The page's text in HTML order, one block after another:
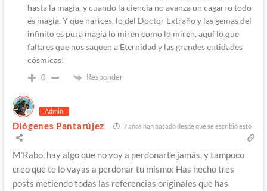
hasta la magia, y cuando la ciencia no avanza un cagarro todo
es magia. Y que narices, lo del Doctor Extraño y las gemas del
infinito es pura magia lo miren como lo miren, aquí lo que
falta es que nos saquen a Eternidad y las grandes entidades
cósmicas!
0 Responder
Admin
Diógenes Pantarújez 7 años han pasado desde que se escribió esto
M’Rabo, hay algo que no voy a perdonarte jamás, y tampoco
creo que te lo vayas a perdonar tu mismo: Has hecho tres
posts metiendo todas las referencias originales que has